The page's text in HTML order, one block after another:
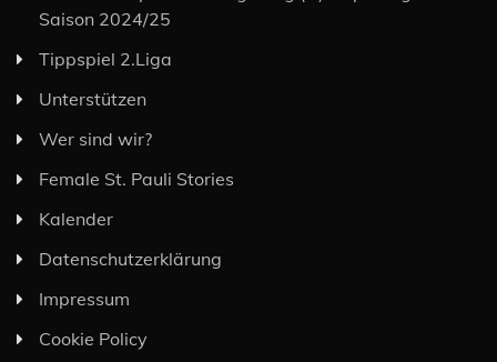
Saison 2024/25
Tippspiel 2.Liga
Unterstützen
Wer sind wir?
Female St. Pauli Stories
Kalender
Datenschutzerklärung
Impressum
Cookie Policy